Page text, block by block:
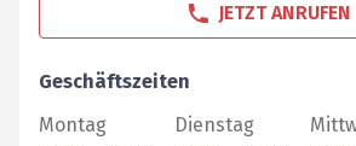
JETZT ANRUFEN
Geschäftszeiten
Montag
Dienstag